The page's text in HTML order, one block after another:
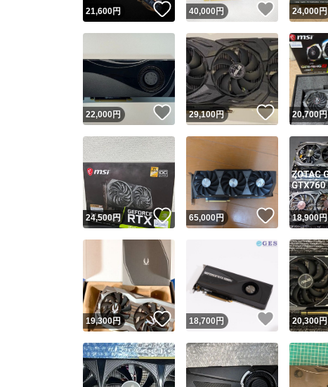
21,600円 いいね！
40,000 円 いいね！
24,000円
22,000円 いいね！
29,100円 いいね！
20,700円
24,500円 いいね！
65,000円 いいね！
18,900円
19,300円 いいね！
18,700 円 いいね！
20,300円